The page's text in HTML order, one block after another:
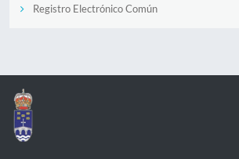
Registro Electrónico Común